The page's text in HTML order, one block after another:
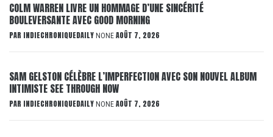
COLM WARREN LIVRE UN HOMMAGE D’UNE SINCÉRITÉ
BOULEVERSANTE AVEC GOOD MORNING
PAR INDIECHRONIQUEDAILY NONE AOÛT 7, 2026
SAM GELSTON CÉLÈBRE L’IMPERFECTION AVEC SON NOUVEL ALBUM
INTIMISTE SEE THROUGH NOW
PAR INDIECHRONIQUEDAILY NONE AOÛT 7, 2026